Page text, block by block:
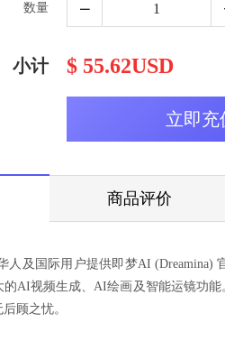
数量
小计 $ 55.62USD
商品评价
人及国际用户提供即梦AI
AI视频生成、AI绘画及智能运镜功
顾之忧。